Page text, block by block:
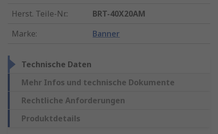
Herst. Teile-Nr.:
BRT-40X20AM
Marke: Banner
Technische Daten
Mehr Infos und technische Dokumente
Rechtliche Anforderungen
Produktdetails